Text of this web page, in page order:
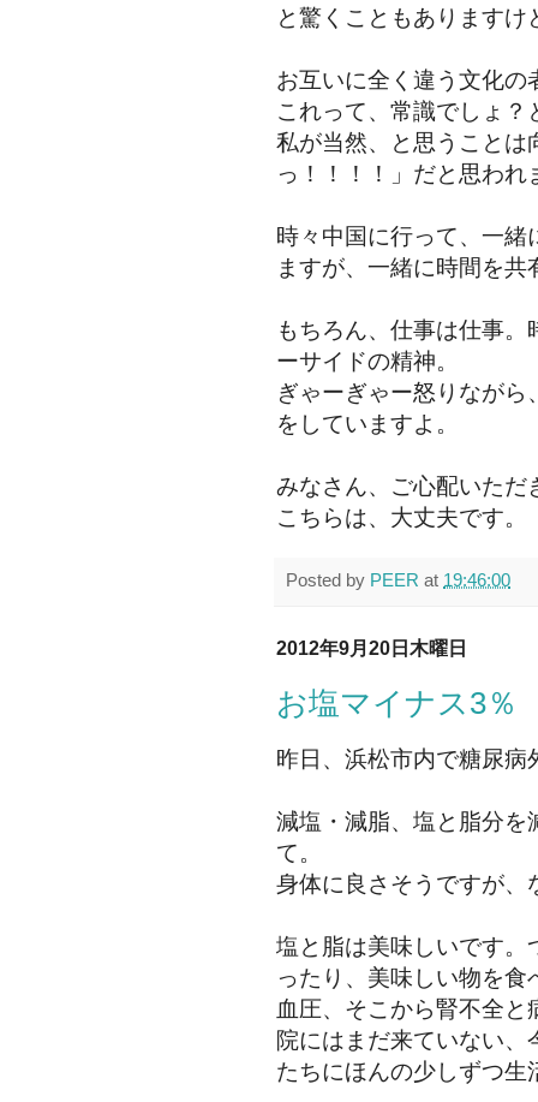
と驚くこともあります
お互いに全く違う文化の
これって、常識でしょ
私が当然、と思うことは
っ！！！！」だと思われ
時々中国に行って、一
ますが、一緒に時間を
もちろん、仕事は仕事
ーサイドの精神。
ぎゃーぎゃー怒りなが
をしていますよ。
みなさん、ご心配いただ
こちらは、大丈夫です。
Posted by PEER at 19:46:00
2012年9月20日木曜日
お塩マイナス3％
昨日、浜松市内で糖尿
減塩・減脂、塩と脂分を
て。
身体に良さそうですが、
塩と脂は美味しいです。
ったり、美味しい物を
血圧、そこから腎不全
院にはまだ来ていない
たちにほんの少しずつ